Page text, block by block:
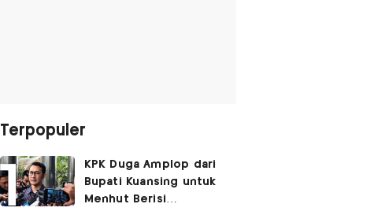
Terpopuler
KPK Duga Amplop dari
Bupati Kuansing untuk
Menhut Berisi